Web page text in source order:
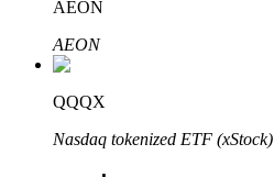
เชิญเพื่อนเพื่อรับรางวัลเงินสด
AEON
AEON
QQQX
Nasdaq tokenized ETF (xStock)